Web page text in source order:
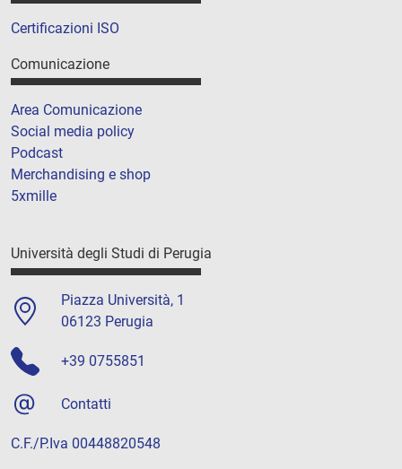
Certificazioni ISO
Comunicazione
Area Comunicazione
Social media policy
Podcast
Merchandising e shop
5xmille
Università degli Studi di Perugia
Piazza Università, 1
06123 Perugia
+39 0755851
Contatti
C.F./P.Iva 00448820548